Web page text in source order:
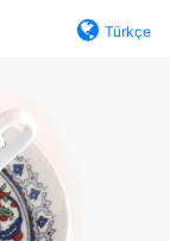
Türkçe